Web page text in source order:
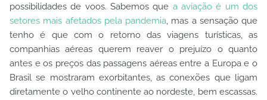
possibilidades de voos. Sabemos que a aviação é um dos
setores mais afetados pela pandemia, mas a sensação que
tenho é que com o retorno das viagens turísticas, as
companhias aéreas querem reaver o prejuízo o quanto
antes e os preços das passagens aéreas entre a Europa e o
Brasil se mostraram exorbitantes, as conexões que ligam
diretamente o velho continente ao nordeste, bem escassas.